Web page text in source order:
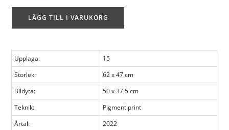
LÄGG TILL I VARUKORG
Upplaga:
15
Storlek:
62 x 47 cm
Bildyta:
50 x 37,5 cm
Teknik:
Pigment print
Årtal:
2022